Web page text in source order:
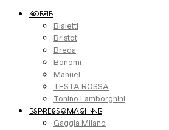
KOFFIE
Bialetti
Bristot
Breda
Bonomi
Manuel
TESTA ROSSA
Tonino Lamborghini
ESPRESSOMACHINE
Gaggia Milano